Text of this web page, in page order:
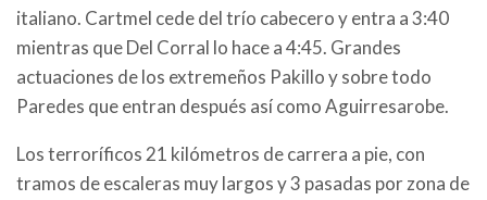
italiano. Cartmel cede del trío cabecero y entra a 3:40
mientras que Del Corral lo hace a 4:45. Grandes
actuaciones de los extremeños Pakillo y sobre todo
Paredes que entran después así como Aguirresarobe.
Los terroríficos 21 kilómetros de carrera a pie, con
tramos de escaleras muy largos y 3 pasadas por zona de